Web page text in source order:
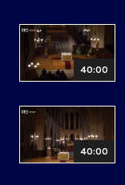
40:00
40:00